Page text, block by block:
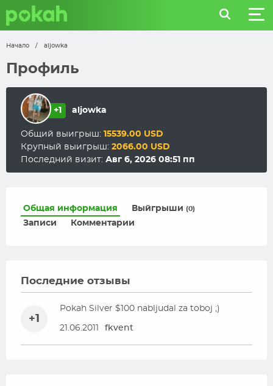
Начало / aljowka
Профиль
+1 aljowka
Общий выигрыш: 15539.00 USD
Крупный выигрыш: 2066.00 USD
Последний визит: Авг 6, 2026 08:51 пп
Общая информация Выйгрыши (0)
Записи Комментарии
Последние отзывы
+1
Pokah Silver $100 nabljudal za toboj ;)
21.06.2011 fkvent